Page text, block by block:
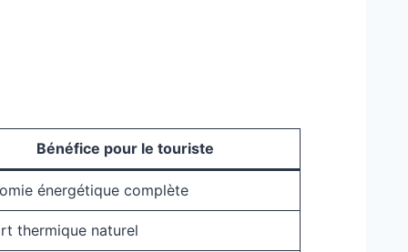
Bénéfice pour le touriste
énergétique complète
thermique naturel